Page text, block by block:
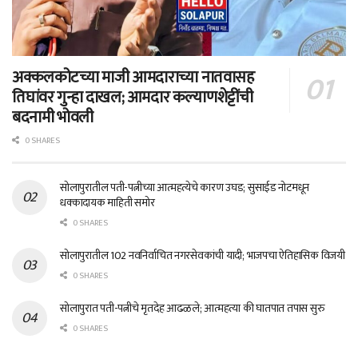
अक्कलकोटच्या माजी आमदाराच्या नातवासह
तिघांवर गुन्हा दाखल; आमदार कल्याणशेट्टींची
बदनामी भोवली
0 SHARES
सोलापुरातील पती-पत्नीच्या आत्महत्येचे कारण उघड; सुसाईड नोटमधून
धक्कादायक माहिती समोर
0 SHARES
सोलापुरातील 102 नवनिर्वाचित नगरसेवकांची यादी; भाजपचा ऐतिहासिक विजयी
0 SHARES
सोलापुरात पती-पत्नीचे मृतदेह आढळले; आत्महत्या की घातपात तपास सुरु
0 SHARES